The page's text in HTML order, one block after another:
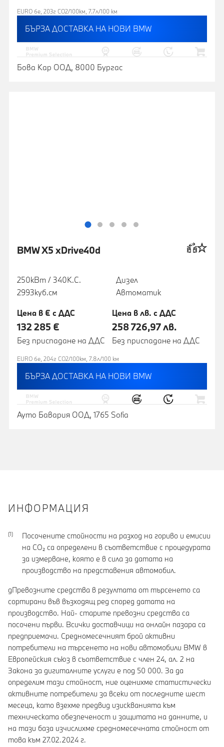
EURO 6e, 203г CO2/100км, 7.7л/100 км
БЪРЗА ДОСТАВКА НА НОВИ BMW
Бова Кар ООД, 8000 Бургас
BMW X5 xDrive40d
250кВт / 340К.С.
2993куб.cм
Дизел
Автоматик
Цена в € с ДДС
132 285 €
Без приспадане на ДДС
Цена в лв. с ДДС
258 726,97 лв.
Без приспадане на ДДС
EURO 6e, 204г CO2/100км, 7.8л/100 км
БЪРЗА ДОСТАВКА НА НОВИ BMW
Ауто Бавария ООД, 1765 Sofia
ИНФОРМАЦИЯ
Посочените стойности на разход на гориво и емисии
на CO₂ са определени в съответствие с процедурата
за измерване, която е в сила за датата на
производство на представения автомобил.
gПревозните средства в резултата от търсенето са
сортирани във възходящ ред според датата на
производство. Най- старите превозни средства са
посочени първи. Всички доставчици на онлайн пазара са
предприемачи. Средномесечният брой активни
потребители на търсенето на нови автомобили BMW в
Европейския съюз в съответствие с член 24, ал. 2 на
Закона за дигиталните услуги е под 50 000. За да
определим тази стойност, ние оценихме статистически
активните потребители за всеки от последните шест
месеца, като взехме предвид изискванията към
техническата обезпеченост и защитата на данните, и
на тази база изчислихме средномесечната стойност от
това към 27.02.2024 г.